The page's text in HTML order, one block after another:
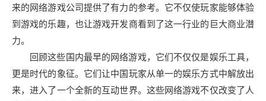
来的网络游戏公司提供了有力的参考。它不仅使玩家能够体验
到游戏的乐趣，也让游戏开发商看到了这一行业的巨大商业潜
力。
回顾这些国内最早的网络游戏，它们不仅仅是娱乐工具，
更是时代的象征。它们让中国玩家从单一的娱乐方式中解放出
来，进入了一个全新的互动世界。这些网络游戏不仅改变了人